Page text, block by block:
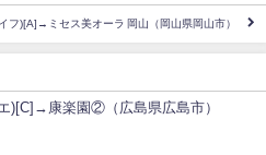
フ)[A]→ミセス美オーラ 岡山（岡山県岡山市）
)[C]→康楽園②（広島県広島市）